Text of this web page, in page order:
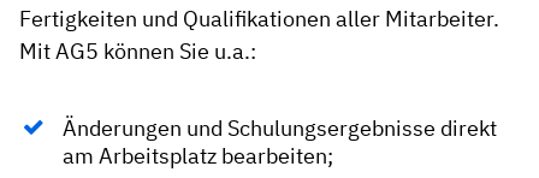
Fertigkeiten und Qualifikationen aller Mitarbeiter.
Mit AG5 können Sie u.a.:
Änderungen und Schulungsergebnisse direkt
am Arbeitsplatz bearbeiten;